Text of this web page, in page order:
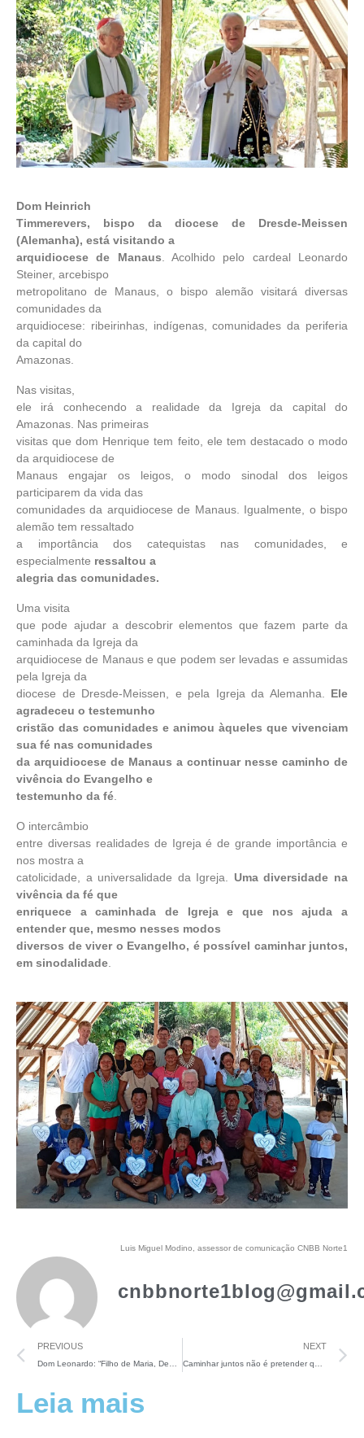
Leia mais
Dom Heinrich
Timmerevers, bispo da diocese de Dresde-Meissen
(Alemanha), está visitando a
arquidiocese de Manaus . Acolhido pelo cardeal Leonardo
Steiner, arcebispo
metropolitano de Manaus, o bispo alemão visitará diversas
comunidades da
arquidiocese: ribeirinhas, indígenas, comunidades da periferia
da capital do
Amazonas.
Nas visitas,
ele irá conhecendo a realidade da Igreja da capital do
Amazonas. Nas primeiras
visitas que dom Henrique tem feito, ele tem destacado o modo
da arquidiocese de
Manaus engajar os leigos, o modo sinodal dos leigos
participarem da vida das
comunidades da arquidiocese de Manaus. Igualmente, o bispo
alemão tem ressaltado
a importância dos catequistas nas comunidades, e
especialmente ressaltou a
alegria das comunidades.
Uma visita
que pode ajudar a descobrir elementos que fazem parte da
caminhada da Igreja da
arquidiocese de Manaus e que podem ser levadas e assumidas
pela Igreja da
diocese de Dresde-Meissen, e pela Igreja da Alemanha. Ele
agradeceu o testemunho
cristão das comunidades e animou àqueles que vivenciam
sua fé nas comunidades
da arquidiocese de Manaus a continuar nesse caminho de
vivência do Evangelho e
testemunho da fé
O intercâmbio
entre diversas realidades de Igreja é de grande importância e
nos mostra a
catolicidade, a universalidade da Igreja. Uma diversidade na
vivência da fé que
enriquece a caminhada de Igreja e que nos ajuda a
entender que, mesmo nesses modos
diversos de viver o Evangelho, é possível caminhar juntos,
em sinodalidade
Luis Miguel Modino, assessor de comunicação CNBB Norte1
PREVIOUS NEXT